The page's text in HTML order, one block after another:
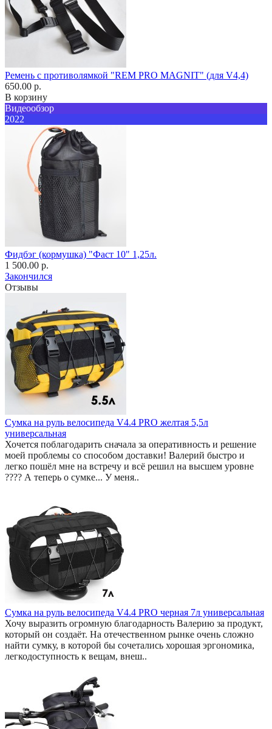
Ремень с противолямкой "REM PRO MAGNIT" (для V4,4)
650.00 р.
В корзину
Видеообзор
2022
Фидбэг (кормушка) "Фаст 10" 1,25л.
1 500.00 р.
Закончился
Отзывы
Сумка на руль велосипеда V4.4 PRO желтая 5,5л
универсальная
Хочется поблагодарить сначала за оперативность и решение
моей проблемы со способом доставки! Валерий быстро и
легко пошёл мне на встречу и всё решил на высшем уровне
???? А теперь о сумке... У меня..
Сумка на руль велосипеда V4.4 PRO черная 7л универсальная
Хочу выразить огромную благодарность Валерию за продукт,
который он создаёт. На отечественном рынке очень сложно
найти сумку, в которой бы сочетались хорошая эргономика,
легкодоступность к вещам, внеш..